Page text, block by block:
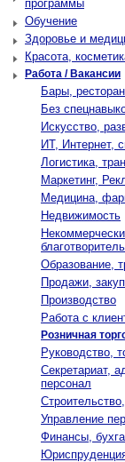
программы
Обучение
Здоровье и
Красота,
Работа / Вакансии
Бары,
Без
Искусство,
ИТ, Интернет,
Логистика,
Маркетинг,
Медицина,
Недвижимость
Образование,
Продажи,
Производство
Работа с
Розничная
Руководство,
Секретариат,
персонал
Управление
Финансы,